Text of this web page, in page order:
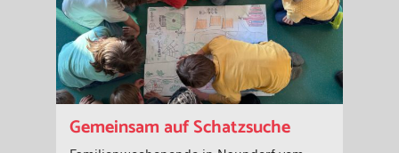
Gemeinsam auf Schatzsuche